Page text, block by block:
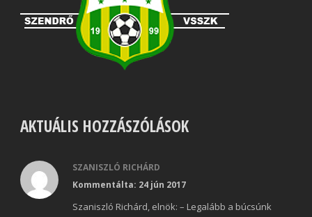
AKTUÁLIS HOZZÁSZÓLÁSOK
SZANISZLÓ RICHÁRD
Kommentálta: 24 jún 2017
Szaniszló Richárd, elnök: – Legalább a búcsúnk